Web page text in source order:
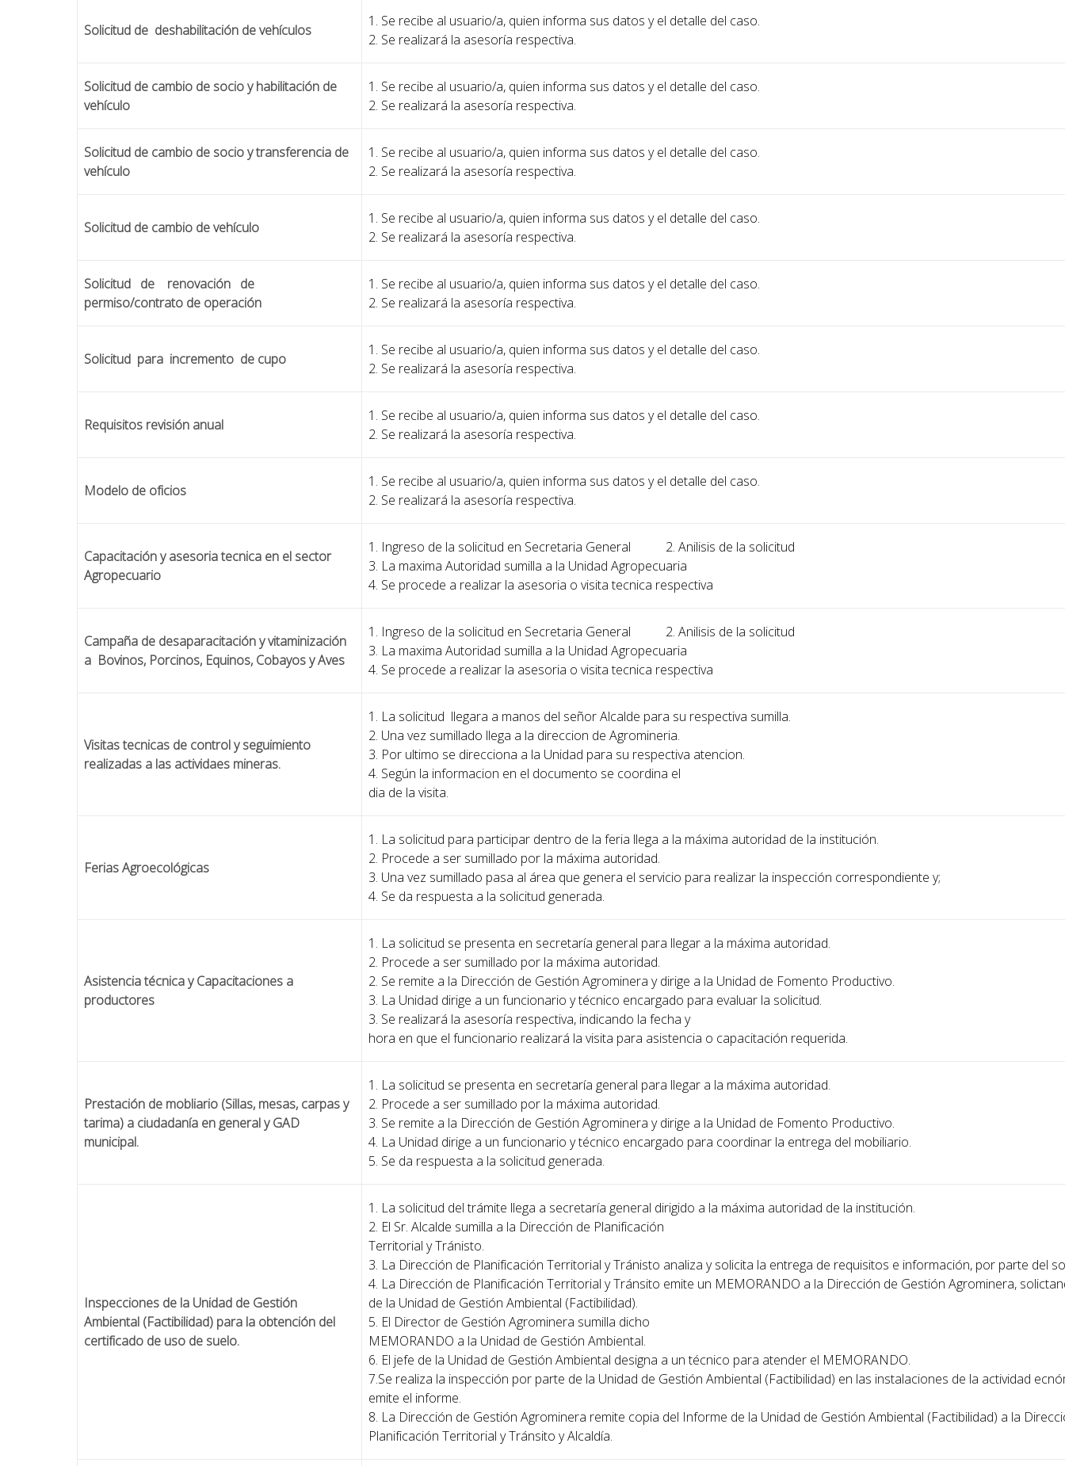
Solicitud de deshabilitación de vehículos
1. Se recibe al usuario/a, quien informa sus datos y el detalle del caso.
2. Se realizará la asesoría respectiva.
Solicitud de cambio de socio y habilitación de
vehículo
1. Se recibe al usuario/a, quien informa sus datos y el detalle del caso.
2. Se realizará la asesoría respectiva.
Solicitud de cambio de socio y transferencia de
vehículo
1. Se recibe al usuario/a, quien informa sus datos y el detalle del caso.
2. Se realizará la asesoría respectiva.
Solicitud de cambio de vehículo
1. Se recibe al usuario/a, quien informa sus datos y el detalle del caso.
2. Se realizará la asesoría respectiva.
Solicitud de renovación de
permiso/contrato de operación
1. Se recibe al usuario/a, quien informa sus datos y el detalle del caso.
2. Se realizará la asesoría respectiva.
Solicitud para incremento de cupo
1. Se recibe al usuario/a, quien informa sus datos y el detalle del caso.
2. Se realizará la asesoría respectiva.
Requisitos revisión anual
1. Se recibe al usuario/a, quien informa sus datos y el detalle del caso.
2. Se realizará la asesoría respectiva.
Modelo de oficios
1. Se recibe al usuario/a, quien informa sus datos y el detalle del caso.
2. Se realizará la asesoría respectiva.
Capacitación y asesoria tecnica en el sector
Agropecuario
1. Ingreso de la solicitud en Secretaria General 2. Anilisis de la solicitud
3. La maxima Autoridad sumilla a la Unidad Agropecuaria
4. Se procede a realizar la asesoria o visita tecnica respectiva
Campaña de desaparacitación y vitaminización
a Bovinos, Porcinos, Equinos, Cobayos y Aves
1. Ingreso de la solicitud en Secretaria General 2. Anilisis de la solicitud
3. La maxima Autoridad sumilla a la Unidad Agropecuaria
4. Se procede a realizar la asesoria o visita tecnica respectiva
Visitas tecnicas de control y seguimiento
realizadas a las actividaes mineras.
1. La solicitud llegara a manos del señor Alcalde para su respectiva sumilla.
2. Una vez sumillado llega a la direccion de Agromineria.
3. Por ultimo se direcciona a la Unidad para su respectiva atencion.
4. Según la informacion en el documento se coordina el
dia de la visita.
Ferias Agroecológicas
1. La solicitud para participar dentro de la feria llega a la máxima autoridad de la institución.
2. Procede a ser sumillado por la máxima autoridad.
3. Una vez sumillado pasa al área que genera el servicio para realizar la inspección correspondiente y;
4. Se da respuesta a la solicitud generada.
Asistencia técnica y Capacitaciones a
productores
1. La solicitud se presenta en secretaría general para llegar a la máxima autoridad.
2. Procede a ser sumillado por la máxima autoridad.
2. Se remite a la Dirección de Gestión Agrominera y dirige a la Unidad de Fomento Productivo.
3. La Unidad dirige a un funcionario y técnico encargado para evaluar la solicitud.
3. Se realizará la asesoría respectiva, indicando la fecha y
hora en que el funcionario realizará la visita para asistencia o capacitación requerida.
Prestación de mobliario (Sillas, mesas, carpas y
tarima) a ciudadanía en general y GAD
municipal.
1. La solicitud se presenta en secretaría general para llegar a la máxima autoridad.
2. Procede a ser sumillado por la máxima autoridad.
3. Se remite a la Dirección de Gestión Agrominera y dirige a la Unidad de Fomento Productivo.
4. La Unidad dirige a un funcionario y técnico encargado para coordinar la entrega del mobiliario.
5. Se da respuesta a la solicitud generada.
Inspecciones de la Unidad de Gestión
Ambiental (Factibilidad) para la obtención del
certificado de uso de suelo.
1. La solicitud del trámite llega a secretaría general dirigido a la máxima autoridad de la institución.
2. El Sr. Alcalde sumilla a la Dirección de Planificación
Territorial y Tránisto.
3. La Dirección de Planificación Territorial y Tránisto analiza y solicita la entrega de requisitos e información, por parte del
4. La Dirección de Planificación Territorial y Tránsito emite un MEMORANDO a la Dirección de Gestión Agrominera,
de la Unidad de Gestión Ambiental (Factibilidad).
5. El Director de Gestión Agrominera sumilla dicho
MEMORANDO a la Unidad de Gestión Ambiental.
6. El jefe de la Unidad de Gestión Ambiental designa a un técnico para atender el MEMORANDO.
7.Se realiza la inspección por parte de la Unidad de Gestión Ambiental (Factibilidad) en las instalaciones de la actividad
emite el informe.
8. La Dirección de Gestión Agrominera remite copia del Informe de la Unidad de Gestión Ambiental (Factibilidad) a la
Planificación Territorial y Tránsito y Alcaldía.